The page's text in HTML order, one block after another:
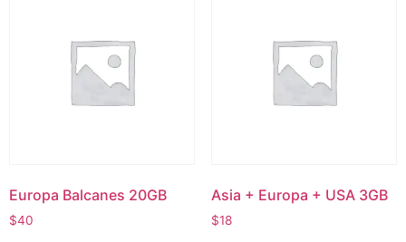
Europa Balcanes 20GB
$40
Asia + Europa + USA 3GB
$18